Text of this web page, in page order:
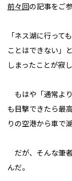
前々回の記事をご
「ネス湖に行って
ことはできない」
しまったことが寂
もはや「通常よ
も目撃できたら最
りの空港から車で
だが、そんな筆
んだ。